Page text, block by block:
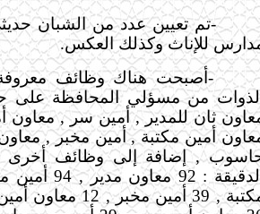
-تم تعيين عدد من الشبان
للإناث وكذلك العكس.
-أصبحت هناك وظائف
من مسؤلي المحافظة على
ثان للمدير , أمين سر , معاون
أمين مكتبة , أمين مخبر ,
, إضافة إلى وظائف أخرى